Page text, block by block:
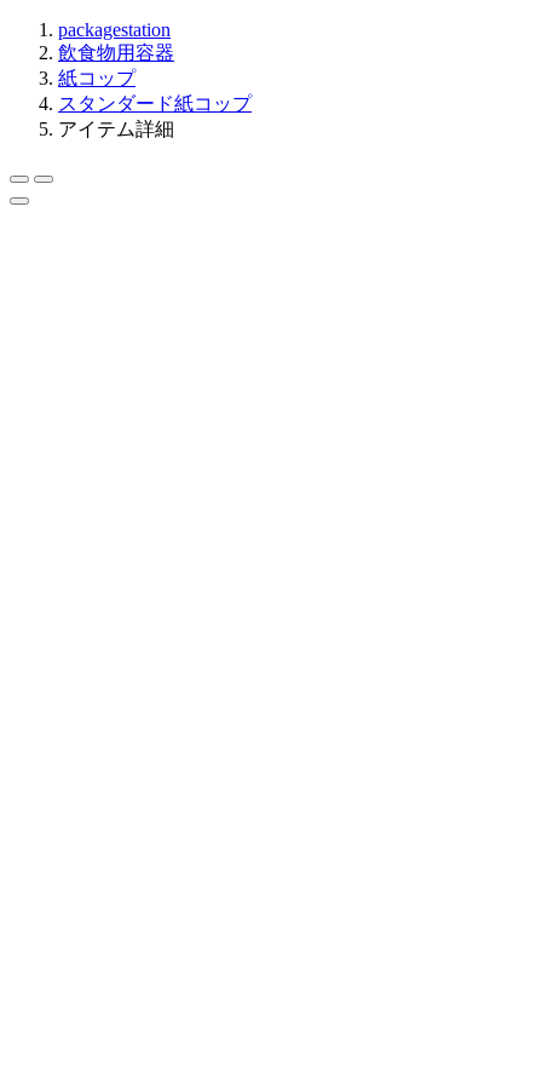
packagestation
飲食物用容器
紙コップ
スタンダード紙コップ
アイテム詳細